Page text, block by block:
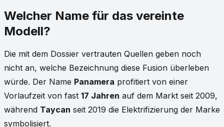
Welcher Name für das vereinte
Modell?
Die mit dem Dossier vertrauten Quellen geben noch
nicht an, welche Bezeichnung diese Fusion überleben
würde. Der Name Panamera profitiert von einer
Vorlaufzeit von fast 17 Jahren auf dem Markt seit 2009,
während Taycan seit 2019 die Elektrifizierung der Marke
symbolisiert.